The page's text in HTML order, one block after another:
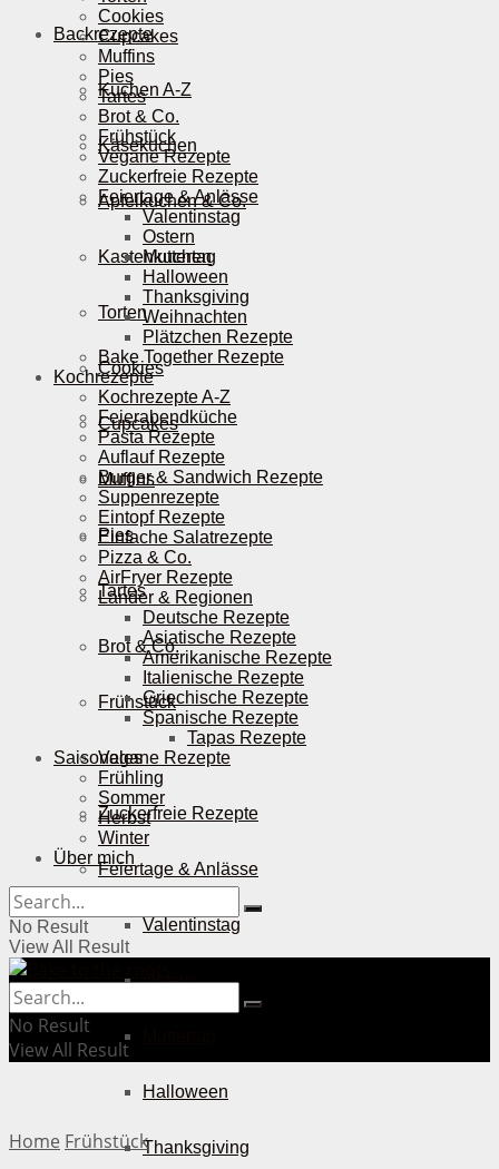
Backrezepte
Kuchen A-Z
Käsekuchen
Apfelkuchen & Co.
Kastenkuchen
Torten
Cookies
Cupcakes
Muffins
Pies
Tartes
Brot & Co.
Frühstück
Vegane Rezepte
Zuckerfreie Rezepte
Feiertage & Anlässe
Valentinstag
Ostern
Halloween
Thanksgiving
Cookies
Cupcakes
Muffins
Pies
Tartes
Brot & Co.
Frühstück
Vegane Rezepte
Zuckerfreie Rezepte
Feiertage & Anlässe
Valentinstag
Ostern
Muttertag
Halloween
Thanksgiving
Weihnachten
Plätzchen Rezepte
Bake Together Rezepte
Kochrezepte
Kochrezepte A-Z
Feierabendküche
Pasta Rezepte
Auflauf Rezepte
Burger & Sandwich Rezepte
Suppenrezepte
Eintopf Rezepte
Einfache Salatrezepte
Pizza & Co.
AirFryer Rezepte
Länder & Regionen
Deutsche Rezepte
Asiatische Rezepte
Amerikanische Rezepte
Italienische Rezepte
Griechische Rezepte
Spanische Rezepte
Tapas Rezepte
Saisonales
Frühling
Sommer
Herbst
Winter
Über mich
No Result
View All Result
No Result
View All Result
Home Frühstück